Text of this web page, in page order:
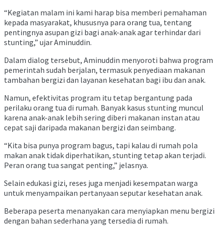
“Kegiatan malam ini kami harap bisa memberi pemahaman
kepada masyarakat, khususnya para orang tua, tentang
pentingnya asupan gizi bagi anak-anak agar terhindar dari
stunting,” ujar Aminuddin.
Dalam dialog tersebut, Aminuddin menyoroti bahwa program
pemerintah sudah berjalan, termasuk penyediaan makanan
tambahan bergizi dan layanan kesehatan bagi ibu dan anak.
Namun, efektivitas program itu tetap bergantung pada
perilaku orang tua di rumah. Banyak kasus stunting muncul
karena anak-anak lebih sering diberi makanan instan atau
cepat saji daripada makanan bergizi dan seimbang.
“Kita bisa punya program bagus, tapi kalau di rumah pola
makan anak tidak diperhatikan, stunting tetap akan terjadi.
Peran orang tua sangat penting,” jelasnya.
Selain edukasi gizi, reses juga menjadi kesempatan warga
untuk menyampaikan pertanyaan seputar kesehatan anak.
Beberapa peserta menanyakan cara menyiapkan menu bergizi
dengan bahan sederhana yang tersedia di rumah.